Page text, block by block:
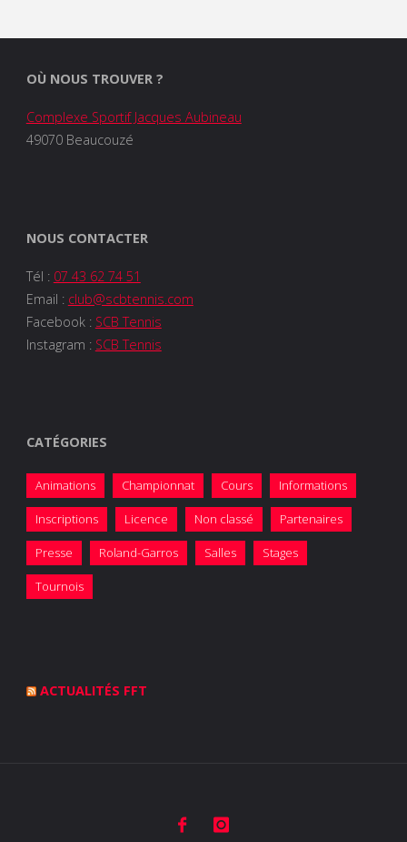
OÙ NOUS TROUVER ?
Complexe Sportif Jacques Aubineau
49070 Beaucouzé
NOUS CONTACTER
Tél : 07 43 62 74 51
Email : club@scbtennis.com
Facebook : SCB Tennis
Instagram : SCB Tennis
CATÉGORIES
Animations Championnat Cours Informations
Inscriptions Licence Non classé Partenaires
Presse Roland-Garros Salles Stages
Tournois
ACTUALITÉS FFT